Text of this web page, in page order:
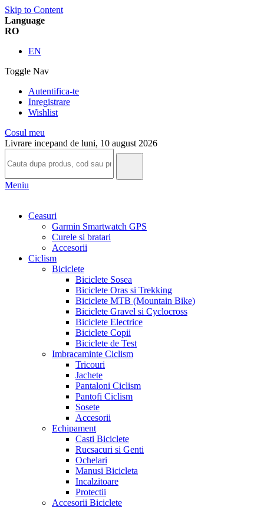
Skip to Content
Language
RO
EN
Toggle Nav
Autentifica-te
Inregistrare
Wishlist
Cosul meu
Livrare incepand de luni, 10 august 2026
Meniu
Ceasuri
Garmin Smartwatch GPS
Curele si bratari
Accesorii
Ciclism
Biciclete
Biciclete Sosea
Biciclete Oras si Trekking
Biciclete MTB (Mountain Bike)
Biciclete Gravel si Cyclocross
Biciclete Electrice
Biciclete Copii
Biciclete de Test
Imbracaminte Ciclism
Tricouri
Jachete
Pantaloni Ciclism
Pantofi Ciclism
Sosete
Accesorii
Echipament
Casti Biciclete
Rucsacuri si Genti
Ochelari
Manusi Bicicleta
Incalzitoare
Protectii
Accesorii Biciclete